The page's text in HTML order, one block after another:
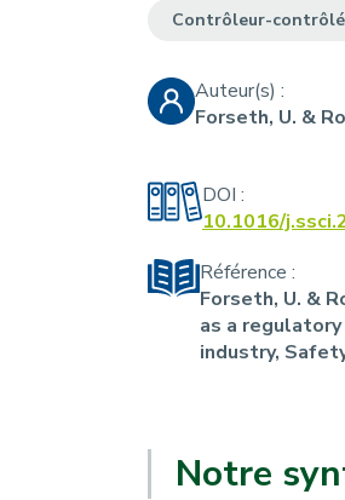
u
Contrôleur-contrôlé
Auteur(s) :
Forseth, U. &
DOI :
10.1016/
Référence :
Forseth, U. &
as a
industry,
Notre